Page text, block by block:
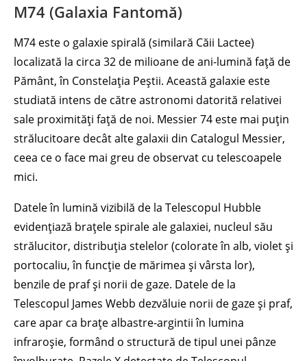
M74 (Galaxia Fantomă)
M74 este o galaxie spirală (similară Căii Lactee)
localizată la circa 32 de milioane de ani-lumină față de
Pământ, în Constelația Peștii. Această galaxie este
studiată intens de către astronomi datorită relativei
sale proximități față de noi. Messier 74 este mai puțin
strălucitoare decât alte galaxii din Catalogul Messier,
ceea ce o face mai greu de observat cu telescoapele
mici.
Datele în lumină vizibilă de la Telescopul Hubble
evidențiază brațele spirale ale galaxiei, nucleul său
strălucitor, distribuția stelelor (colorate în alb, violet și
portocaliu, în funcție de mărimea și vârsta lor),
benzile de praf și norii de gaze. Datele de la
Telescopul James Webb dezvăluie norii de gaze și praf,
care apar ca brațe albastre-argintii în lumina
infraroșie, formând o structură de tipul unei pânze